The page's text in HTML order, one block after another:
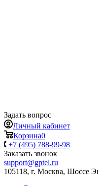
Задать вопрос
Личный кабинет
Корзина0
+7 (495) 788-99-98
Заказать звонок
support@gptel.ru
105118, г. Москва, Шоссе